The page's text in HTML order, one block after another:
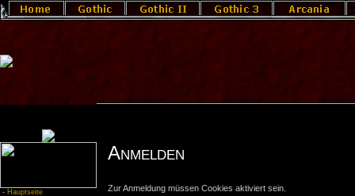
- Hauptseite
Anmelden
Zur Anmeldung müssen Cookies aktiviert sein.